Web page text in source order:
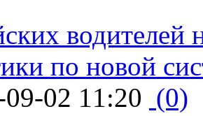
водителей
по новой
02 11:20 (0)